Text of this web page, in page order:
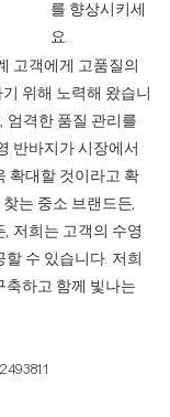
를 향상시키세
요.
고객에게 고품질의
위해 노력해 왔습니
엄격한 품질 관리를
반바지가 시장에서
확대할 것이라고 확
는 중소 브랜드든,
저희는 고객의 수영
수 있습니다. 저희
축하고 함께 빛나는